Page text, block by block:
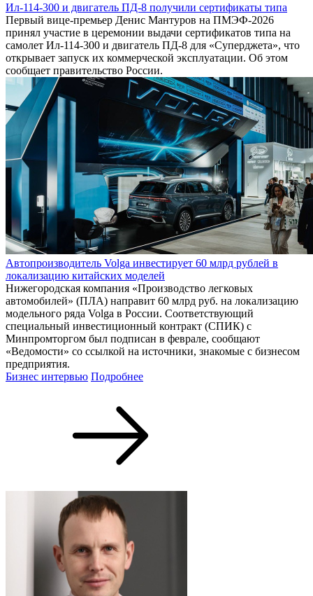
Ил-114-300 и двигатель ПД-8 получили сертификаты типа
Первый вице-премьер Денис Мантуров на ПМЭФ-2026
принял участие в церемонии выдачи сертификатов типа на
самолет Ил-114-300 и двигатель ПД-8 для «Суперджета», что
открывает запуск их коммерческой эксплуатации. Об этом
сообщает правительство России.
Автопроизводитель Volga инвестирует 60 млрд рублей в
локализацию китайских моделей
Нижегородская компания «Производство легковых
автомобилей» (ПЛА) направит 60 млрд руб. на локализацию
модельного ряда Volga в России. Соответствующий
специальный инвестиционный контракт (СПИК) с
Минпромторгом был подписан в феврале, сообщают
«Ведомости» со ссылкой на источники, знакомые с бизнесом
предприятия.
Бизнес интервью Подробнее